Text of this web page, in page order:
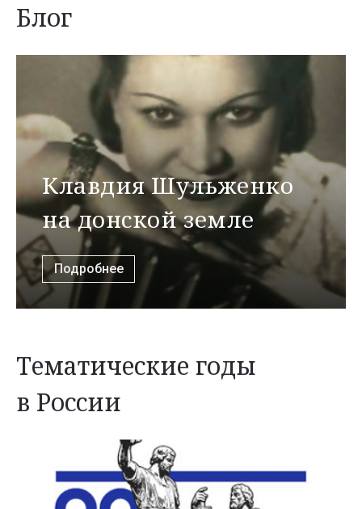
Блог
Клавдия Шульженко
на донской земле
Подробнее
Тематические годы
в России